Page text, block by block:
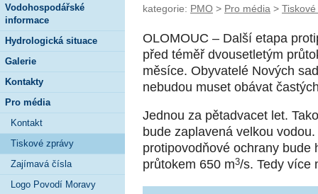
Vodohospodářské
informace
Hydrologická situace
Galerie
Kontakty
Pro média
Kontakt
Tiskové zprávy
Zajímavá čísla
Logo Povodí Moravy
kategorie: PMO > Pro média >
OLOMOUC – Další etapa
před téměř dvousetletým
měsíce. Obyvatelé Nových
nebudou muset obávat
Jednou za pětadvacet let.
bude zaplavená velkou
protipovodňové ochrany bude
průtokem 650 m3/s. Tedy více